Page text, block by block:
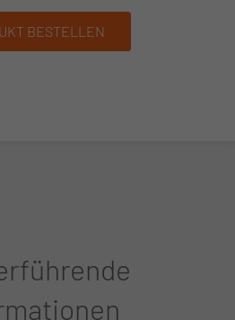
BESTELLEN